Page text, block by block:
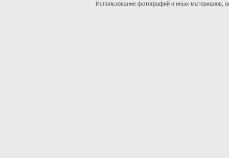
Использование фотографий и иных материалов,